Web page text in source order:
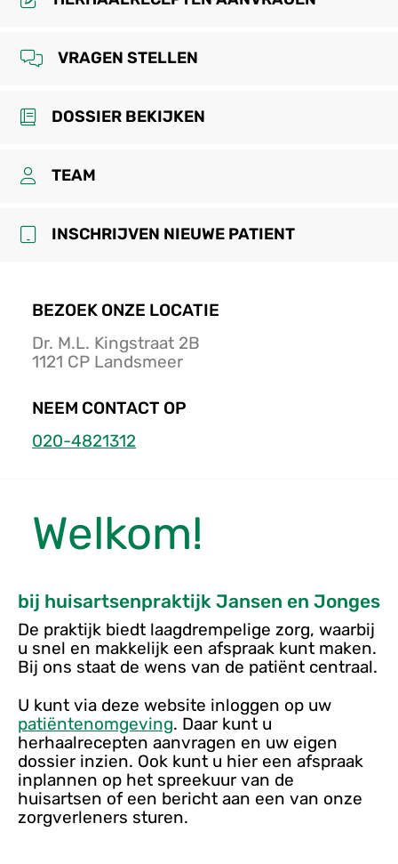
u
VRAGEN STELLEN
DOSSIER BEKIJKEN
TEAM
INSCHRIJVEN NIEUWE PATIENT
C
o
n
a
c
t
g
e
e
n
s
BEZOEK ONZE LOCATIE
Dr. M.L. Kingstraat 2B
1121 CP Landsmeer
NEEM CONTACT OP
020-4821312
Welkom!
bij huisartsenpraktijk Jansen en Jonges
De praktijk biedt laagdrempelige zorg, waarbij
u snel en makkelijk een afspraak kunt maken.
Bij ons staat de wens van de patiënt centraal.
U kunt via deze website inloggen op uw
patiëntenomgeving. Daar kunt u
herhaalrecepten aanvragen en uw eigen
dossier inzien. Ook kunt u hier een afspraak
inplannen op het spreekuur van de
huisartsen of een bericht aan een van onze
zorgverleners sturen.